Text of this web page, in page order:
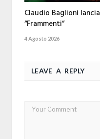
Claudio Baglioni lancia
“Frammenti”
4 Agosto 2026
LEAVE A REPLY